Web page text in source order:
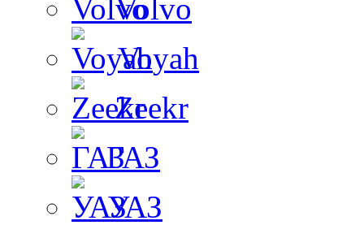
Volvo
Voyah
Zeekr
ГАЗ
УАЗ